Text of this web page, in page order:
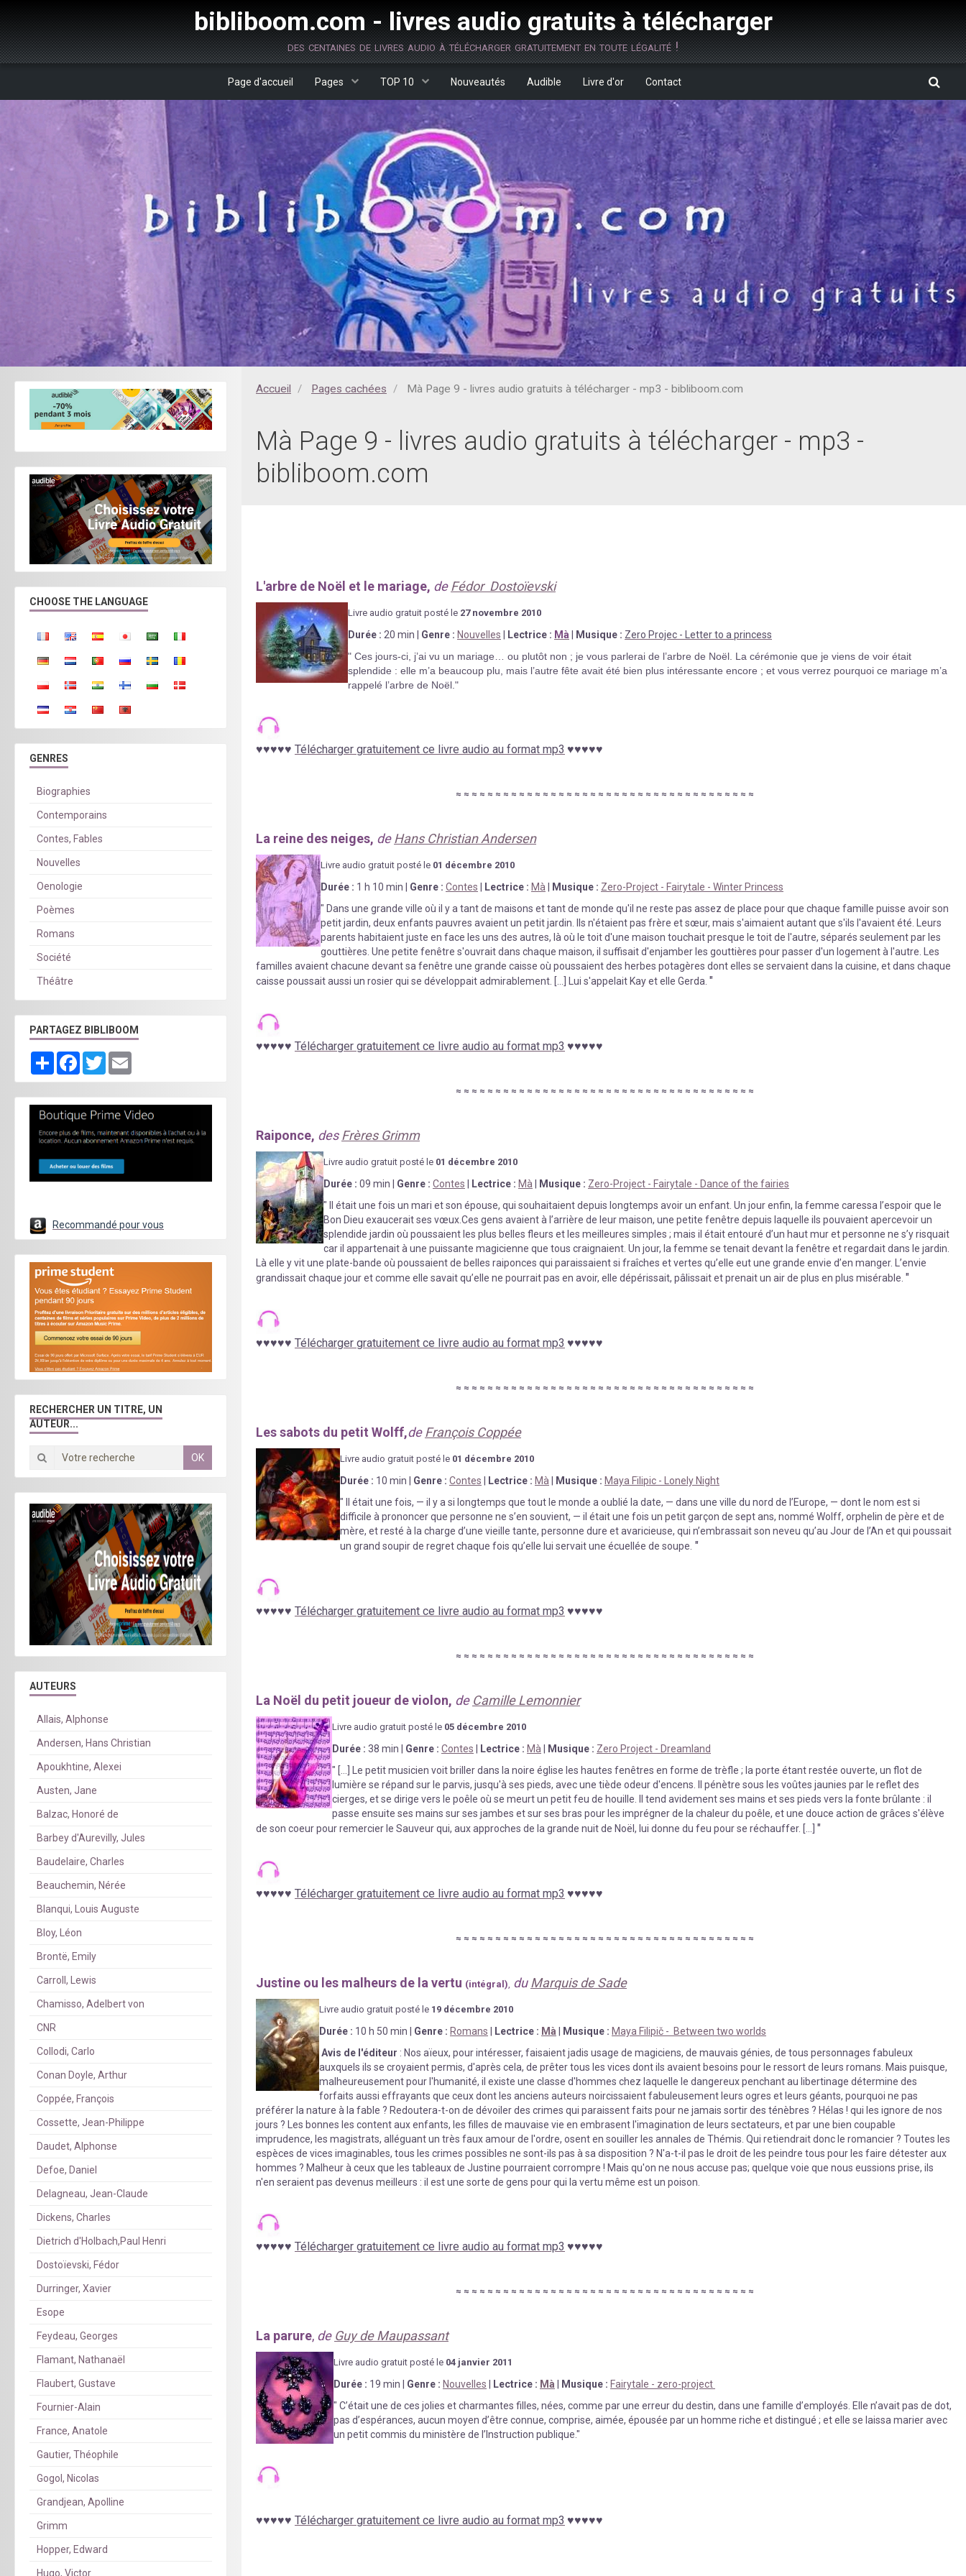
bibliboom.com - livres audio gratuits à télécharger
des centaines de livres audio à télécharger gratuitement en toute légalité !
Page d'accueil Pages TOP 10 Nouveautés Audible Livre d'or Contact
Accueil Pages cachées Mà Page 9 - livres audio gratuits à télécharger - mp3 - bibliboom.com
Mà Page 9 - livres audio gratuits à télécharger - mp3 -
bibliboom.com
L'arbre de Noël et le mariage, de Fédor Dostoïevski
Livre audio gratuit posté le 27 novembre 2010
Durée : 20 min Genre : Nouvelles Lectrice : Mà Musique : Zero Projec - Letter to a princess
" Ces jours-ci, j’ai vu un mariage… ou plutôt non ; je vous parlerai de l’arbre de Noël. La cérémonie que je viens de voir était
splendide : elle m’a beaucoup plu, mais l’autre fête avait été bien plus intéressante encore ; et vous verrez pourquoi ce mariage m’a
rappelé l’arbre de Noël."
♥♥♥♥♥ Télécharger gratuitement ce livre audio au format mp3 ♥♥♥♥♥
≈ ≈ ≈ ≈ ≈ ≈ ≈ ≈ ≈ ≈ ≈ ≈ ≈ ≈ ≈ ≈ ≈ ≈ ≈ ≈ ≈ ≈ ≈ ≈ ≈ ≈ ≈ ≈ ≈ ≈ ≈ ≈ ≈ ≈ ≈ ≈ ≈ ≈
La reine des neiges, de Hans Christian Andersen
Livre audio gratuit posté le 01 décembre 2010
Durée : 1 h 10 min Genre : Contes Lectrice : Mà Musique : Zero-Project - Fairytale - Winter Princess
" Dans une grande ville où il y a tant de maisons et tant de monde qu'il ne reste pas assez de place pour que chaque famille puisse avoir son
petit jardin, deux enfants pauvres avaient un petit jardin. Ils n'étaient pas frère et sœur, mais s'aimaient autant que s'ils l'avaient été. Leurs
parents habitaient juste en face les uns des autres, là où le toit d'une maison touchait presque le toit de l'autre, séparés seulement par les
gouttières. Une petite fenêtre s'ouvrait dans chaque maison, il suffisait d'enjamber les gouttières pour passer d'un logement à l'autre. Les
familles avaient chacune devant sa fenêtre une grande caisse où poussaient des herbes potagères dont elles se servaient dans la cuisine, et dans chaque
caisse poussait aussi un rosier qui se développait admirablement. [...] Lui s'appelait Kay et elle Gerda. "
♥♥♥♥♥ Télécharger gratuitement ce livre audio au format mp3 ♥♥♥♥♥
≈ ≈ ≈ ≈ ≈ ≈ ≈ ≈ ≈ ≈ ≈ ≈ ≈ ≈ ≈ ≈ ≈ ≈ ≈ ≈ ≈ ≈ ≈ ≈ ≈ ≈ ≈ ≈ ≈ ≈ ≈ ≈ ≈ ≈ ≈ ≈ ≈ ≈
Raiponce, des Frères Grimm
Livre audio gratuit posté le 01 décembre 2010
Durée : 09 min Genre : Contes Lectrice : Mà Musique : Zero-Project - Fairytale - Dance of the fairies
"
Il était une fois un mari et son épouse, qui souhaitaient depuis longtemps avoir un enfant. Un jour enfin, la femme caressa l’espoir que le
Bon Dieu exaucerait ses vœux.Ces gens avaient à l’arrière de leur maison, une petite fenêtre depuis laquelle ils pouvaient apercevoir un
splendide jardin où poussaient les plus belles fleurs et les meilleures simples ; mais il était entouré d’un haut mur et personne ne s’y risquait
car il appartenait à une puissante magicienne que tous craignaient. Un jour, la femme se tenait devant la fenêtre et regardait dans le jardin.
Là elle y vit une plate-bande où poussaient de belles raiponces qui paraissaient si fraîches et vertes qu’elle eut une grande envie d’en manger. L’envie
grandissait chaque jour et comme elle savait qu’elle ne pourrait pas en avoir, elle dépérissait, pâlissait et prenait un air de plus en plus misérable. "
♥♥♥♥♥ Télécharger gratuitement ce livre audio au format mp3 ♥♥♥♥♥
≈ ≈ ≈ ≈ ≈ ≈ ≈ ≈ ≈ ≈ ≈ ≈ ≈ ≈ ≈ ≈ ≈ ≈ ≈ ≈ ≈ ≈ ≈ ≈ ≈ ≈ ≈ ≈ ≈ ≈ ≈ ≈ ≈ ≈ ≈ ≈ ≈ ≈
Les sabots du petit Wolff,de François Coppée
Livre audio gratuit posté le 01 décembre 2010
Durée : 10 min Genre : Contes Lectrice : Mà Musique : Maya Filipic - Lonely Night
"
Il était une fois, — il y a si longtemps que tout le monde a oublié la date, — dans une ville du nord de l’Europe, — dont le nom est si
difficile à prononcer que personne ne s’en souvient, — il était une fois un petit garçon de sept ans, nommé Wolff, orphelin de père et de
mère, et resté à la charge d’une vieille tante, personne dure et avaricieuse, qui n’embrassait son neveu qu’au Jour de l’An et qui poussait
un grand soupir de regret chaque fois qu’elle lui servait une écuellée de soupe. "
♥♥♥♥♥ Télécharger gratuitement ce livre audio au format mp3 ♥♥♥♥♥
≈ ≈ ≈ ≈ ≈ ≈ ≈ ≈ ≈ ≈ ≈ ≈ ≈ ≈ ≈ ≈ ≈ ≈ ≈ ≈ ≈ ≈ ≈ ≈ ≈ ≈ ≈ ≈ ≈ ≈ ≈ ≈ ≈ ≈ ≈ ≈ ≈ ≈
La Noël du petit joueur de violon, de Camille Lemonnier
Livre audio gratuit posté le 05 décembre 2010
Durée : 38 min Genre : Contes Lectrice : Mà Musique : Zero Project - Dreamland
" [...] Le petit musicien voit briller dans la noire église les hautes fenêtres en forme de trèfle ; la porte étant restée ouverte, un flot de
lumière se répand sur le parvis, jusqu'à ses pieds, avec une tiède odeur d'encens. Il pénètre sous les voûtes jaunies par le reflet des
cierges, et se dirige vers le poêle où se meurt un petit feu de houille. Il tend avidement ses mains et ses pieds vers la fonte brûlante : il
passe ensuite ses mains sur ses jambes et sur ses bras pour les imprégner de la chaleur du poêle, et une douce action de grâces s'élève
de son coeur pour remercier le Sauveur qui, aux approches de la grande nuit de Noël, lui donne du feu pour se réchauffer. [...] "
♥♥♥♥♥ Télécharger gratuitement ce livre audio au format mp3 ♥♥♥♥♥
≈ ≈ ≈ ≈ ≈ ≈ ≈ ≈ ≈ ≈ ≈ ≈ ≈ ≈ ≈ ≈ ≈ ≈ ≈ ≈ ≈ ≈ ≈ ≈ ≈ ≈ ≈ ≈ ≈ ≈ ≈ ≈ ≈ ≈ ≈ ≈ ≈ ≈
Justine ou les malheurs de la vertu (intégral) du Marquis de Sade
Livre audio gratuit posté le 19 décembre 2010
Durée : 10 h 50 min Genre : Romans Lectrice : Mà Musique : Maya Filipič - Between two worlds
Avis de l'éditeur : Nos aïeux, pour intéresser, faisaient jadis usage de magiciens, de mauvais génies, de tous personnages fabuleux
auxquels ils se croyaient permis, d'après cela, de prêter tous les vices dont ils avaient besoins pour le ressort de leurs romans. Mais puisque,
malheureusement pour l'humanité, il existe une classe d'hommes chez laquelle le dangereux penchant au libertinage détermine des
forfaits aussi effrayants que ceux dont les anciens auteurs noircissaient fabuleusement leurs ogres et leurs géants, pourquoi ne pas
préférer la nature à la fable ? Redoutera-t-on de dévoiler des crimes qui paraissent faits pour ne jamais sortir des ténèbres ? Hélas ! qui les ignore de nos
jours ? Les bonnes les content aux enfants, les filles de mauvaise vie en embrasent l'imagination de leurs sectateurs, et par une bien coupable
imprudence, les magistrats, alléguant un très faux amour de l'ordre, osent en souiller les annales de Thémis. Qui retiendrait donc le romancier ? Toutes les
espèces de vices imaginables, tous les crimes possibles ne sont-ils pas à sa disposition ? N'a-t-il pas le droit de les peindre tous pour les faire détester aux
hommes ? Malheur à ceux que les tableaux de Justine pourraient corrompre ! Mais qu'on ne nous accuse pas; quelque voie que nous eussions prise, ils
n'en seraient pas devenus meilleurs : il est une sorte de gens pour qui la vertu même est un poison.
♥♥♥♥♥ Télécharger gratuitement ce livre audio au format mp3 ♥♥♥♥♥
≈ ≈ ≈ ≈ ≈ ≈ ≈ ≈ ≈ ≈ ≈ ≈ ≈ ≈ ≈ ≈ ≈ ≈ ≈ ≈ ≈ ≈ ≈ ≈ ≈ ≈ ≈ ≈ ≈ ≈ ≈ ≈ ≈ ≈ ≈ ≈ ≈ ≈
La parure, de Guy de Maupassant
Livre audio gratuit posté le 04 janvier 2011
Durée : 19 min Genre : Nouvelles Lectrice : Mà Musique : Fairytale - zero-project
" C’était une de ces jolies et charmantes filles, nées, comme par une erreur du destin, dans une famille d’employés. Elle n’avait pas de dot,
pas d’espérances, aucun moyen d’être connue, comprise, aimée, épousée par un homme riche et distingué ; et elle se laissa marier avec
un petit commis du ministère de l’Instruction publique."
♥♥♥♥♥ Télécharger gratuitement ce livre audio au format mp3 ♥♥♥♥♥
CHOOSE THE LANGUAGE
GENRES
Biographies
Contemporains
Contes, Fables
Nouvelles
Oenologie
Poèmes
Romans
Société
Théâtre
PARTAGEZ BIBLIBOOM
PartagerFacebook
Twitter
Recommandé pour vous
RECHERCHER UN TITRE, UN
AUTEUR...
OK
AUTEURS
Allais, Alphonse
Andersen, Hans Christian
Apoukhtine, Alexei
Austen, Jane
Balzac, Honoré de
Barbey d'Aurevilly, Jules
Baudelaire, Charles
Beauchemin, Nérée
Blanqui, Louis Auguste
Bloy, Léon
Brontë, Emily
Carroll, Lewis
Chamisso, Adelbert von
CNR
Collodi, Carlo
Conan Doyle, Arthur
Coppée, François
Cossette, Jean-Philippe
Daudet, Alphonse
Defoe, Daniel
Delagneau, Jean-Claude
Dickens, Charles
Dietrich d'Holbach,Paul Henri
Dostoïevski, Fédor
Durringer, Xavier
Esope
Feydeau, Georges
Flamant, Nathanaël
Flaubert, Gustave
Fournier-Alain
France, Anatole
Gautier, Théophile
Gogol, Nicolas
Grandjean, Apolline
Grimm
Hopper, Edward
Hugo, Victor